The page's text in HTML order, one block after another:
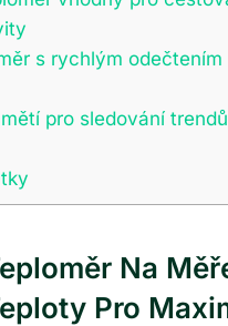
s rychlým odečtením
pro sledování
Na
Pro